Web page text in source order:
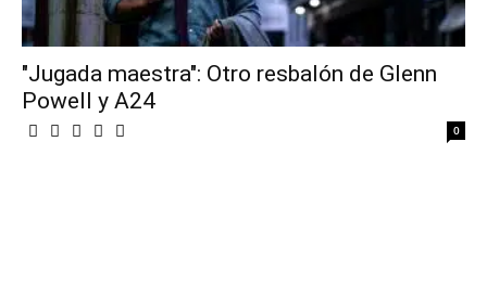
"Jugada maestra": Otro resbalón de Glenn
Powell y A24
0